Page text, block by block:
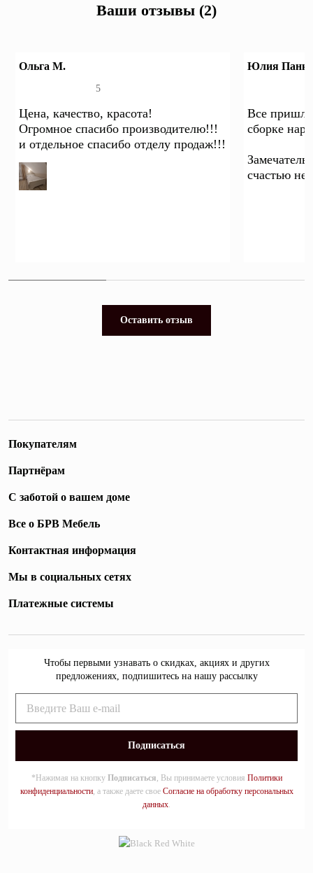
Ваши отзывы (2)
Ольга М.
5
Цена, качество, красота!
Огромное спасибо производителю!!!
и отдельное спасибо отделу продаж!!!
Юлия
Все
сборке
счастью
Оставить отзыв
Покупателям
Партнёрам
С заботой о вашем доме
Все о БРВ Мебель
Контактная информация
Мы в социальных сетях
Платежные системы
Чтобы первыми узнавать о скидках, акциях и других
предложениях, подпишитесь на нашу рассылку
*Нажимая на кнопку Подписаться, Вы принимаете условия Политики
конфиденциальности, а также даете свое Согласие на обработку персональных
данных.